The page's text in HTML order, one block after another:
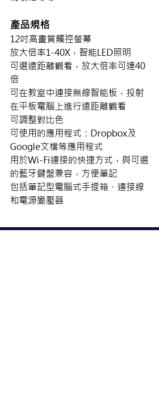
產品規格
12吋高畫質觸控螢幕
放大倍率1-40X，智能LED照明
可選遠距離觀看，放大倍率可達40
倍
可在教室中連接無線智能板，投射
在平板電腦上進行遠距離觀看
可調整對比色
可使用的應用程式：Dropbox及
Google文檔等應用程式
用於Wi-Fi連接的快捷方式，與可選
的藍牙鍵盤兼容，方便筆記
包括筆記型電腦式手提箱、連接線
和電源變壓器